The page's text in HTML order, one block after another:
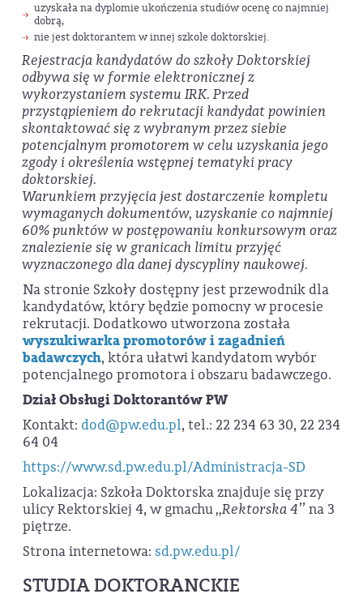
uzyskała na dyplomie ukończenia studiów ocenę co najmniej
dobrą,
nie jest doktorantem w innej szkole doktorskiej.
Rejestracja kandydatów do szkoły Doktorskiej
odbywa się w formie elektronicznej z
wykorzystaniem systemu IRK. Przed
przystąpieniem do rekrutacji kandydat powinien
skontaktować się z wybranym przez siebie
potencjalnym promotorem w celu uzyskania jego
zgody i określenia wstępnej tematyki pracy
doktorskiej.
Warunkiem przyjęcia jest dostarczenie kompletu
wymaganych dokumentów, uzyskanie co najmniej
60% punktów w postępowaniu konkursowym oraz
znalezienie się w granicach limitu przyjęć
wyznaczonego dla danej dyscypliny naukowej.
Na stronie Szkoły dostępny jest przewodnik dla
kandydatów, który będzie pomocny w procesie
rekrutacji. Dodatkowo utworzona została
wyszukiwarka promotorów i zagadnień
badawczych, która ułatwi kandydatom wybór
potencjalnego promotora i obszaru badawczego.
Dział Obsługi Doktorantów PW
Kontakt: dod@pw.edu.pl, tel.: 22 234 63 30, 22 234
64 04
https://www.sd.pw.edu.pl/Administracja-SD
Lokalizacja: Szkoła Doktorska znajduje się przy
ulicy Rektorskiej 4, w gmachu,,Rektorska 4’’na 3
piętrze.
Strona internetowa: sd.pw.edu.pl/
STUDIA DOKTORANCKIE